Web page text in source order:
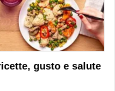
gusto e salute